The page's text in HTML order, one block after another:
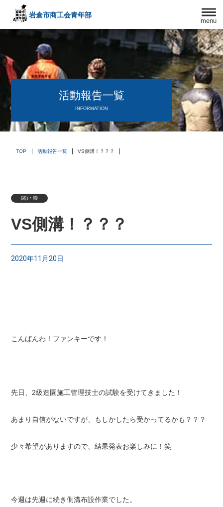
menu
岩倉市商工会青年部
〒482－0042
愛知県岩倉市中本町西出口31-1
TEL:0587-66-3400
FAX:0587-66-3417
頑張る中小企業を応援します！
活動報告一覧
INFORMATION
TOP 活動報告一覧 VS側溝！？？？
関戸 崇
VS側溝！？？？
2020年11月20日
こんばんわ！ファンキーです！
先日、2級造園施工管理技士の試験を受けてきました！
あまり自信がないですが、もしかしたら受かってるかも？？？
少々希望がありますので、結果発表お楽しみに！笑
今週は先週に続き側溝布設作業でした。